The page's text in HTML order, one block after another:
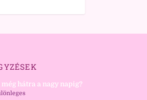
hátra a nagy napig?